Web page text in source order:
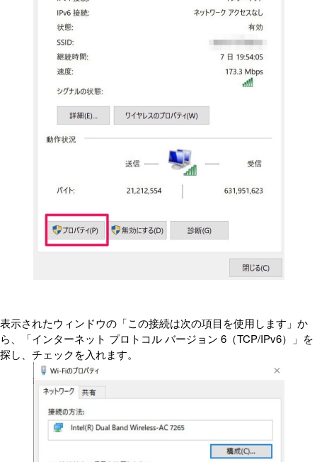
表示されたウィンドウの「この接続は次の項目を使用します」か
ら、「インターネット プロトコル バージョン 6（TCP/IPv6）」を
探し、チェックを入れます。